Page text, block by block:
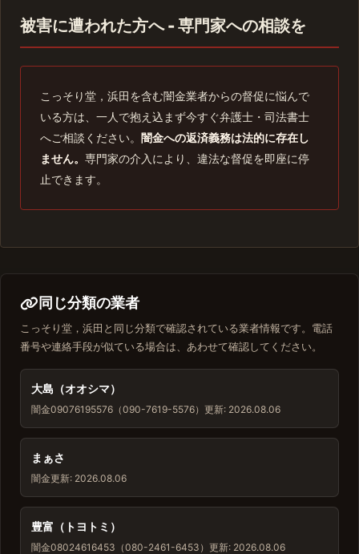
被害に遭われた方へ - 専門家への相談を
こっそり堂，浜田を含む闇金業者からの督促に悩んで
いる方は、一人で抱え込まず今すぐ弁護士・司法書士
へご相談ください。 闇金への返済義務は法的に存在し
ません。 専門家の介入により、違法な督促を即座に停
止できます。
同じ分類の業者
こっそり堂，浜田と同じ分類で確認されている業者情報です。電話
番号や連絡手段が似ている場合は、あわせて確認してください。
大島（オオシマ）
闇金09076195576（090-7619-5576） 更新: 2026.08.06
まぁさ
闇金更新: 2026.08.06
豊富（トヨトミ）
闇金08024616453（080-2461-6453） 更新: 2026.08.06